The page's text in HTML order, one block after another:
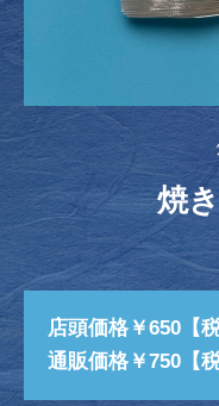
焼
店頭価格￥650【税
通販価格￥750【